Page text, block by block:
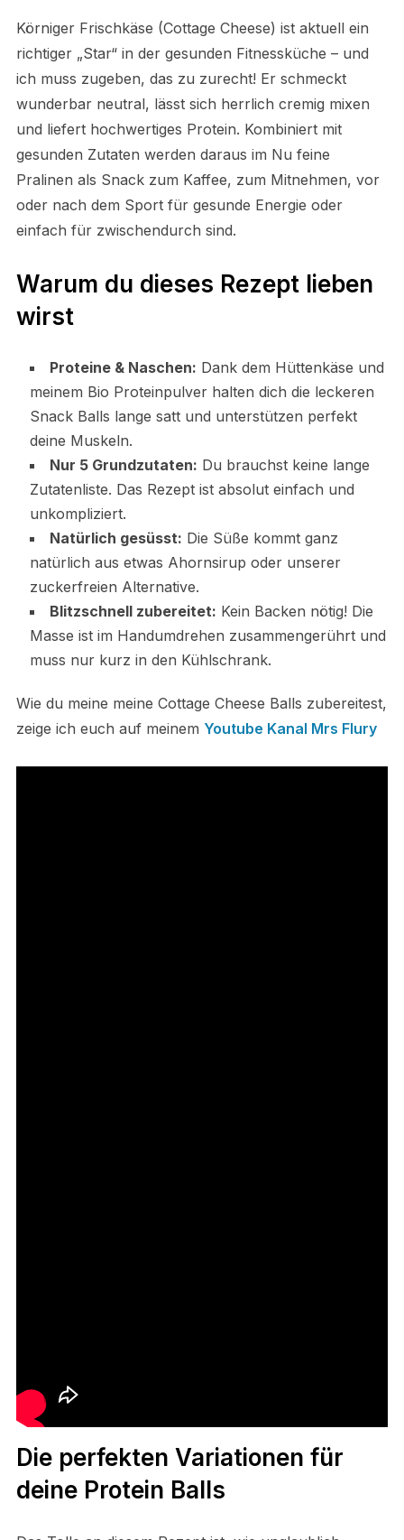
Körniger Frischkäse (Cottage Cheese) ist aktuell ein
richtiger „Star“ in der gesunden Fitnessküche – und
ich muss zugeben, das zu zurecht! Er schmeckt
wunderbar neutral, lässt sich herrlich cremig mixen
und liefert hochwertiges Protein. Kombiniert mit
gesunden Zutaten werden daraus im Nu feine
Pralinen als Snack zum Kaffee, zum Mitnehmen, vor
oder nach dem Sport für gesunde Energie oder
einfach für zwischendurch sind.
Warum du dieses Rezept lieben
wirst
Proteine & Naschen: Dank dem Hüttenkäse und
meinem Bio Proteinpulver halten dich die leckeren
Snack Balls lange satt und unterstützen perfekt
deine Muskeln.
Nur 5 Grundzutaten: Du brauchst keine lange
Zutatenliste. Das Rezept ist absolut einfach und
unkompliziert.
Natürlich gesüsst: Die Süße kommt ganz
natürlich aus etwas Ahornsirup oder unserer
zuckerfreien Alternative.
Blitzschnell zubereitet: Kein Backen nötig! Die
Masse ist im Handumdrehen zusammengerührt und
muss nur kurz in den Kühlschrank.
Wie du meine meine Cottage Cheese Balls zubereitest,
zeige ich euch auf meinem Youtube Kanal Mrs Flury
Die perfekten Variationen für
deine Protein Balls